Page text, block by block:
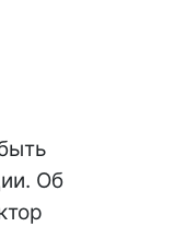
Об